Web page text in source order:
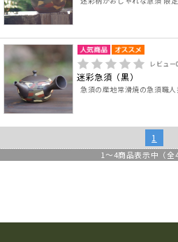
レビュー
迷彩急須（黒）
急須の産地常滑焼の急須職
1
1 ～4商品表示中（全